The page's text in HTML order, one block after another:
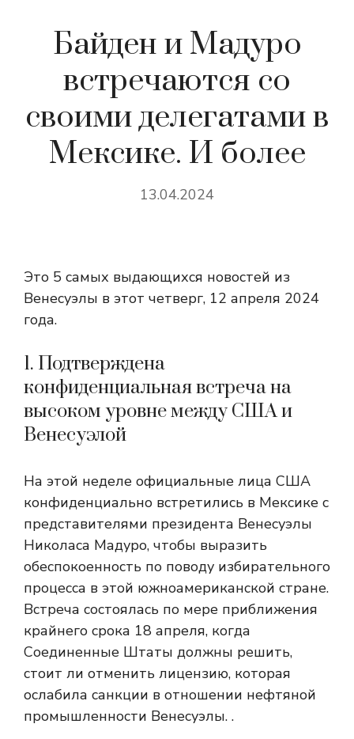
Байден и Мадуро
встречаются со
своими делегатами в
Мексике. И более
13.04.2024
Это 5 самых выдающихся новостей из
Венесуэлы в этот четверг, 12 апреля 2024
года.
1. Подтверждена
конфиденциальная встреча на
высоком уровне между США и
Венесуэлой
На этой неделе официальные лица США
конфиденциально встретились в Мексике с
представителями президента Венесуэлы
Николаса Мадуро, чтобы выразить
обеспокоенность по поводу избирательного
процесса в этой южноамериканской стране.
Встреча состоялась по мере приближения
крайнего срока 18 апреля, когда
Соединенные Штаты должны решить,
стоит ли отменить лицензию, которая
ослабила санкции в отношении нефтяной
промышленности Венесуэлы. .